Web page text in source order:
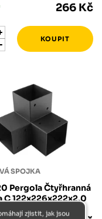
266 Kč
SPOJKA
Pergola Čtyřhranná
C 122x226x222x2,0
zjistit, jak jsou